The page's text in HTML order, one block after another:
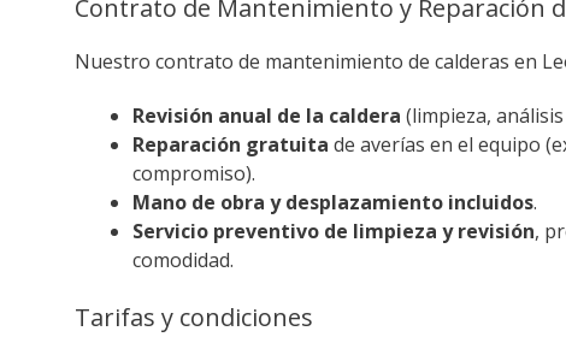
Contrato de Mantenimiento y Reparación
Nuestro contrato de mantenimiento de calderas en
Revisión anual de la caldera (limpieza,
Reparación gratuita de averías en el equipo
compromiso).
Mano de obra y desplazamiento incluidos.
Servicio preventivo de limpieza y revisión,
comodidad.
Tarifas y condiciones